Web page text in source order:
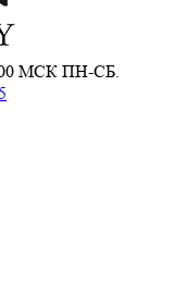
МСК ПН-СБ.